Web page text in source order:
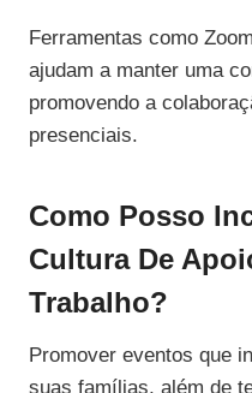
Ferramentas como
ajudam a manter uma
promovendo a
presenciais.
Como Posso
Cultura De
Trabalho?
Promover eventos que
suas famílias, além de